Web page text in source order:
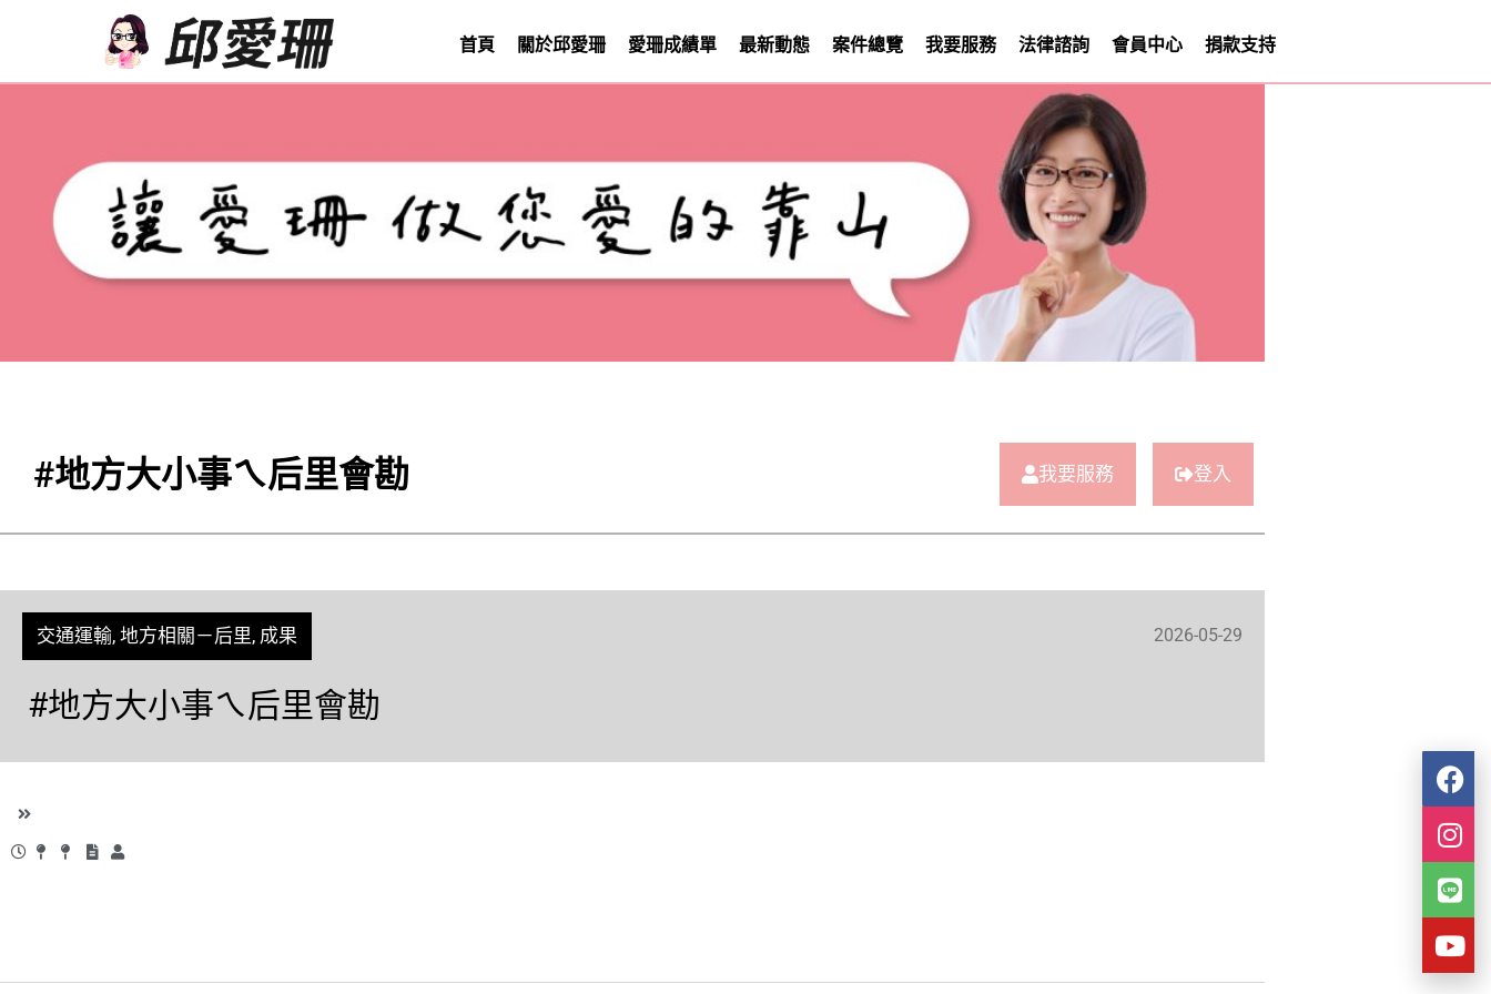
首頁 關於邱愛珊 愛珊成績單 最新動態 案件總覽 我要服務 法律諮詢 會員中心 捐款支持
#地方大小事ㄟ后里會勘 我要服務 登入
交通運輸, 地方相關－后里, 成果 2026-05-29
#地方大小事ㄟ后里會勘